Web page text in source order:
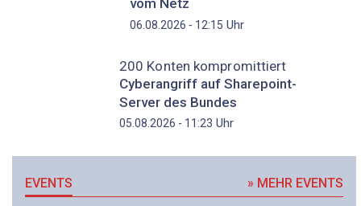
vom Netz
06.08.2026 - 12:15 Uhr
200 Konten kompromittiert
Cyberangriff auf Sharepoint-
Server des Bundes
05.08.2026 - 11:23 Uhr
EVENTS » MEHR EVENTS